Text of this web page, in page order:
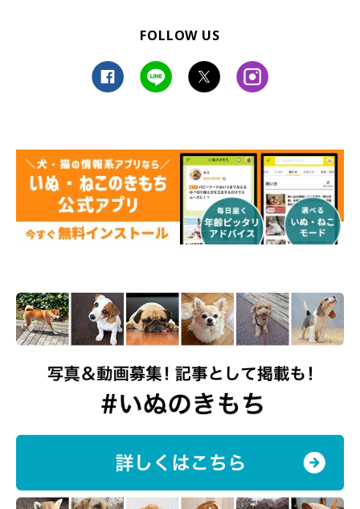
急に具合が悪くなるのは、緊急性が高いことも考えられますよ
ね。
できるだけ早く動物病院へ行くようにしましょう。
（監修：いぬのきもち・ねこのきもち獣医師相談室 担当獣医
師）
FOLLOW US